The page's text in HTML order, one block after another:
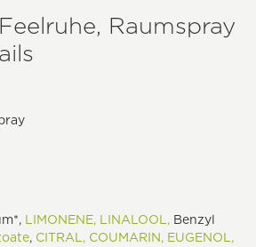
Raumspray
LIMONENE, LINALOOL, Benzyl
, CITRAL, COUMARIN, EUGENOL,